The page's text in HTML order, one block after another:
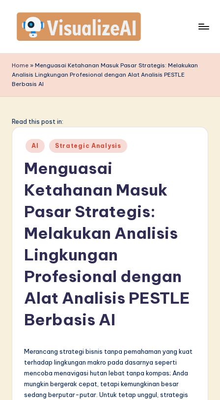
content
is
u
a
z
A
L
Home » Menguasai Ketahanan Masuk Pasar Strategis: Melakukan
Analisis Lingkungan Profesional dengan Alat Analisis PESTLE
Berbasis AI
Read this post in:
Posted
in
AI Strategic Analysis
Menguasai
Ketahanan Masuk
Pasar Strategis:
Melakukan Analisis
Lingkungan
Profesional dengan
Alat Analisis PESTLE
Berbasis AI
Merancang strategi bisnis tanpa pemahaman yang kuat
terhadap lingkungan makro pada dasarnya seperti
mencoba menavigasi hutan lebat tanpa kompas; Anda
mungkin bergerak cepat, tetapi kemungkinan besar
sedang berputar-putar. Untuk tetap unggul, strategis